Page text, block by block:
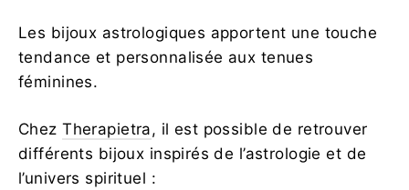
Les bijoux astrologiques apportent une touche
tendance et personnalisée aux tenues
féminines.
ChezTherapietra, il est possible de retrouver
différents bijoux inspirés de l’astrologie et de
l’univers spirituel :